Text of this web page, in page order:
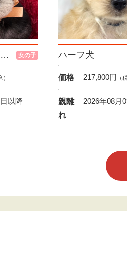
ミニチュアシュナウザー 女の子
）
以降
ハーフ犬
価格 217,800円 （
親離
れ
2026年08月